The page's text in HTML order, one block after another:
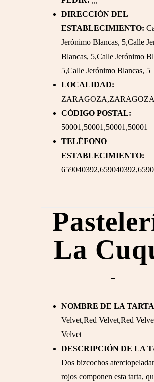
DIRECCIÓN DEL
ESTABLECIMIENTO:
Jerónimo Blancas, 5,Calle
Blancas, 5,Calle Jerónimo
5,Calle Jerónimo Blancas, 5
LOCALIDAD:
CÓDIGO POSTAL:
50001,50001,50001,50001
TELÉFONO
ESTABLECIMIENTO:
La
NOMBRE DE LA
Velvet,Red Velvet,Red
Velvet
DESCRIPCIÓN DE LA
Dos bizcochos
rojos componen esta tarta,